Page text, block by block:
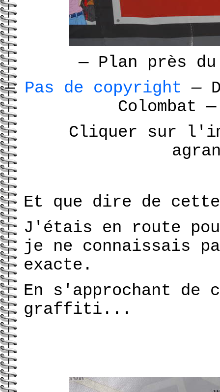
—Plan près
— Pas de copyright—
Colombat—
Cliquer sur
Et que dire de
J'étais en route
je ne connaissais
exacte.
En s'approchant
graffiti...